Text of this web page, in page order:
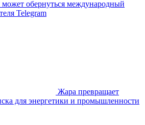
может обернуться международный
Telegram
Жара превращает
для энергетики и промышленности